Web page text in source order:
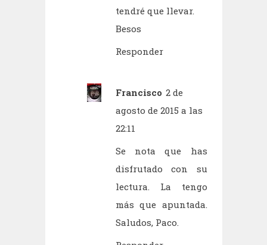
tendré que llevar.
Besos
Responder
Francisco 2 de
agosto de 2015 a las
22:11
Se nota que has
disfrutado con su
lectura. La tengo
más que apuntada.
Saludos, Paco.